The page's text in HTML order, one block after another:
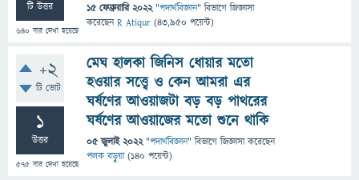
টি উত্তর
640 বার দেখা হয়েছে
15 ফেব্রুয়ারি 2022 "পদার্থবিজ্ঞান" বিভাগে জিজ্ঞাসা
করেছেনR Atiqur (43,950 পয়েন্ট)
+2
টি ভোট
1
উত্তর
575 বার দেখা হয়েছে
মেঘ হালকা জিনিস ধোয়ার মতো
হওয়ার সত্ত্বে ও কেন আমরা এর
ঘর্ষণের আওয়াজটা বড় বড় পাথরের
ঘর্ষণের আওয়াজের মতো শুনে থাকি
05 জুলাই 2022 "পদার্থবিজ্ঞান" বিভাগে জিজ্ঞাসাকরেছেন
পলক বড়ুয়া (140 পয়েন্ট)